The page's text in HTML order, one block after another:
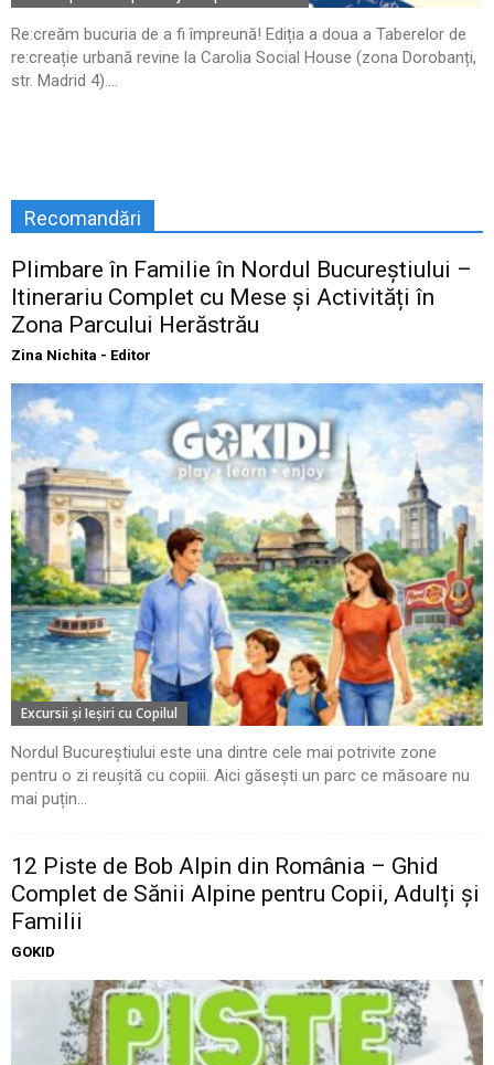
Re:creăm bucuria de a fi împreună! Ediția a doua a Taberelor de
re:creație urbană revine la Carolia Social House (zona Dorobanți,
str. Madrid 4)....
Recomandări
Plimbare în Familie în Nordul Bucureștiului –
Itinerariu Complet cu Mese și Activități în
Zona Parcului Herăstrău
Zina Nichita - Editor
Excursii şi Ieşiri cu Copilul
Nordul Bucureștiului este una dintre cele mai potrivite zone
pentru o zi reușită cu copiii. Aici găsești un parc ce măsoare nu
mai puțin...
12 Piste de Bob Alpin din România – Ghid
Complet de Sănii Alpine pentru Copii, Adulți și
Familii
GOKID